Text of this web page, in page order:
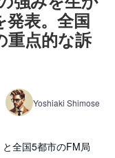
発表。全国
重点的な訴
Yoshiaki Shimose
全国5都市のFM局